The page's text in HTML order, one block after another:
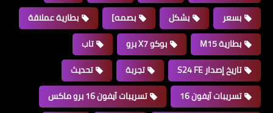
بسعر
بشكل بصمه]
بطارية عملاقة
بطارية M15
بوكو X7 برو
تاب
تاريخ إصدار S24 FE
تجربة
تحديث
تسريبات آيفون 16
تسريبات آيفون 16 برو ماكس